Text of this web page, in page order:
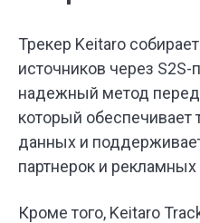
Трекер Keitaro
источников через
надежный метод
который обеспечивает
данных и
партнерок и рекламных
Кроме того, Keitaro